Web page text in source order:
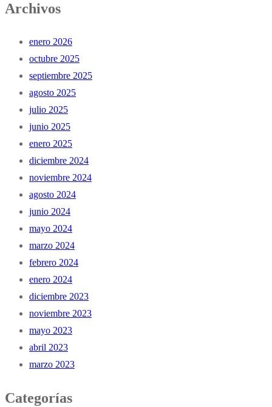
Archivos
enero 2026
octubre 2025
septiembre 2025
agosto 2025
julio 2025
junio 2025
enero 2025
diciembre 2024
noviembre 2024
agosto 2024
junio 2024
mayo 2024
marzo 2024
febrero 2024
enero 2024
diciembre 2023
noviembre 2023
mayo 2023
abril 2023
marzo 2023
Categorías